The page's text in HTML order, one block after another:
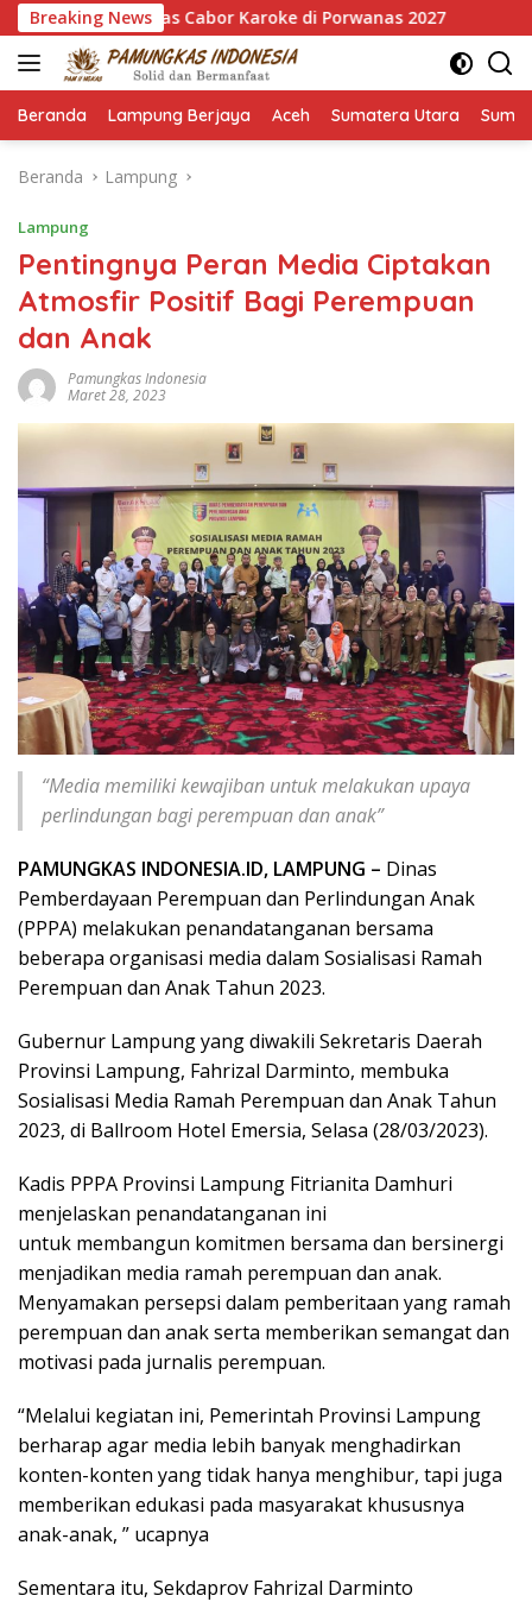
Langsung
ke
konten
Breaking News
Cabor Karoke di Porwanas 2027 Pimpin HKTI
Beranda Lampung Berjaya Aceh Sumatera Utara
Beranda Lampung
Lampung
Pentingnya Peran Media Ciptakan
Atmosfir Positif Bagi Perempuan
dan Anak
Pamungkas Indonesia
Maret 28, 2023
“Media memiliki kewajiban untuk melakukan upaya
perlindungan bagi perempuan dan anak”
PAMUNGKAS INDONESIA.ID, LAMPUNG – Dinas
Pemberdayaan Perempuan dan Perlindungan Anak
(PPPA) melakukan penandatanganan bersama
beberapa organisasi media dalam Sosialisasi Ramah
Perempuan dan Anak Tahun 2023.
Gubernur Lampung yang diwakili Sekretaris Daerah
Provinsi Lampung, Fahrizal Darminto, membuka
Sosialisasi Media Ramah Perempuan dan Anak Tahun
2023, di Ballroom Hotel Emersia, Selasa (28/03/2023).
Kadis PPPA Provinsi Lampung Fitrianita Damhuri
menjelaskan penandatanganan ini
untuk membangun komitmen bersama dan bersinergi
menjadikan media ramah perempuan dan anak.
Menyamakan persepsi dalam pemberitaan yang ramah
perempuan dan anak serta memberikan semangat dan
motivasi pada jurnalis perempuan.
“Melalui kegiatan ini, Pemerintah Provinsi Lampung
berharap agar media lebih banyak menghadirkan
konten-konten yang tidak hanya menghibur, tapi juga
memberikan edukasi pada masyarakat khususnya
anak-anak, ” ucapnya
Sementara itu, Sekdaprov Fahrizal Darminto